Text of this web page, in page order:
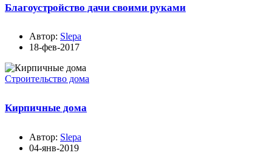
Благоустройство дачи своими руками
Автор: Slepa
18-фев-2017
Строительство дома
Кирпичные дома
Автор: Slepa
04-янв-2019